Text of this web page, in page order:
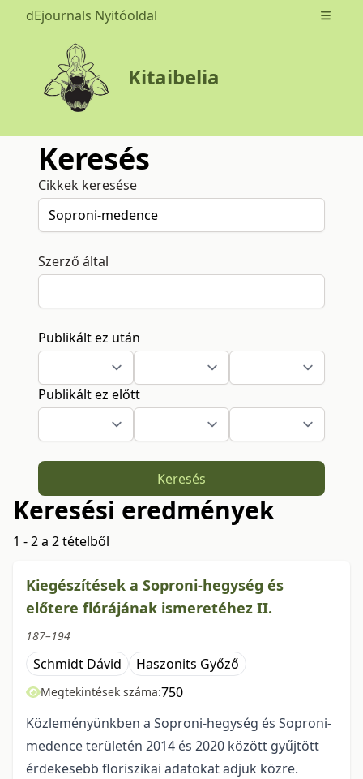
dEjournals Nyitóoldal Open
Kitaibelia
Keresés
Cikkek keresése
Szerző által
Publikált ez után
Publikált ez előtt
Keresés
Keresési eredmények
1 - 2 a 2 tételből
Kiegészítések a Soproni-hegység és
előtere flórájának ismeretéhez II.
187–194
Schmidt Dávid Haszonits Győző
Megtekintések száma:750
Közleményünkben a Soproni-hegység és Soproni-
medence területén 2014 és 2020 között gyűjtött
érdekesebb floriszikai adatokat adjuk közre.